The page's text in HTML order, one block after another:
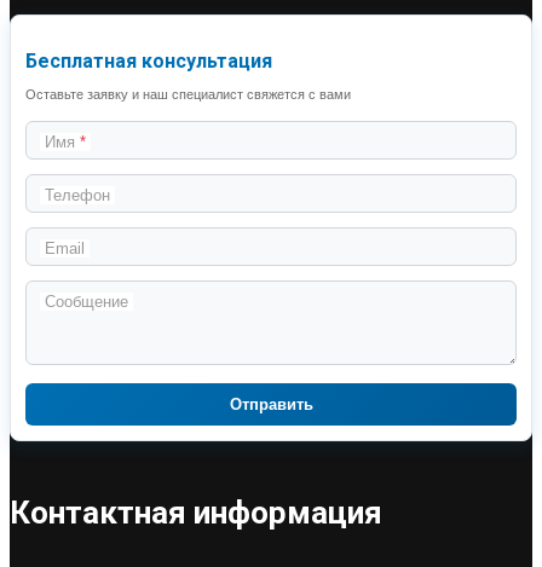
Бесплатная консультация
Оставьте заявку и наш специалист свяжется с вами
Имя
Телефон
Email
Сообщение
Отправить
Контактная информация